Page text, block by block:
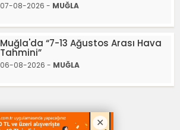
07-08-2026 - MUĞLA
Muğla'da “7-13 Ağustos Arası Hava
Tahmini”
06-08-2026 - MUĞLA